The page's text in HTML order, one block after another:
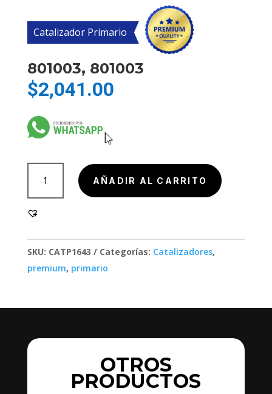
Catalizador Primario
801003, 801003
$2,041.00
801003
cantidad
AÑADIR AL CARRITO
SKU: CATP1643 Categorías: Catalizadores,
premium, primario
OTROS
PRODUCTOS